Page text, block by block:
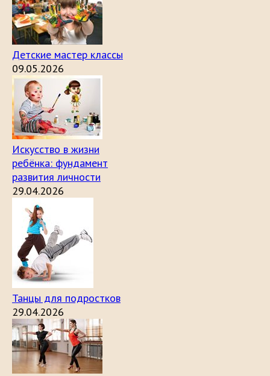
Детские мастер классы
09.05.2026
Искусство в жизни
ребёнка: фундамент
развития личности
29.04.2026
Танцы для подростков
29.04.2026